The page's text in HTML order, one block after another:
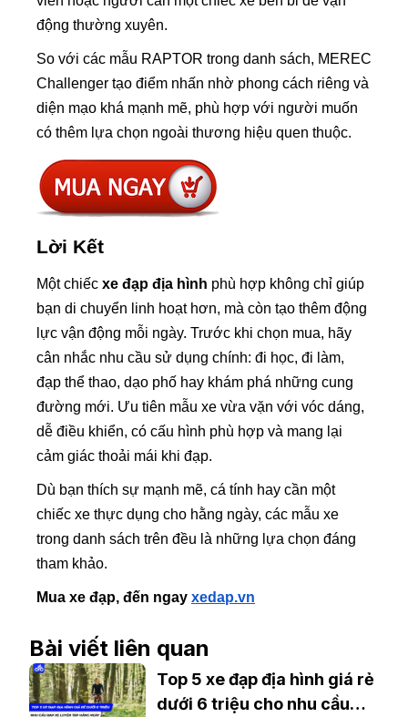
động thường xuyên.
So với các mẫu RAPTOR trong danh sách, MEREC
Challenger tạo điểm nhấn nhờ phong cách riêng và
diện mạo khá mạnh mẽ, phù hợp với người muốn
có thêm lựa chọn ngoài thương hiệu quen thuộc.
Lời Kết
Một chiếc xe đạp địa hình phù hợp không chỉ giúp
bạn di chuyển linh hoạt hơn, mà còn tạo thêm động
lực vận động mỗi ngày. Trước khi chọn mua, hãy
cân nhắc nhu cầu sử dụng chính: đi học, đi làm,
đạp thể thao, dạo phố hay khám phá những cung
đường mới. Ưu tiên mẫu xe vừa vặn với vóc dáng,
dễ điều khiển, có cấu hình phù hợp và mang lại
cảm giác thoải mái khi đạp.
Dù bạn thích sự mạnh mẽ, cá tính hay cần một
chiếc xe thực dụng cho hằng ngày, các mẫu xe
trong danh sách trên đều là những lựa chọn đáng
tham khảo.
Mua xe đạp, đến ngay xedap.vn
Bài viết liên quan
Top 5 xe đạp địa hình giá rẻ
dưới 6 triệu cho nhu cầu